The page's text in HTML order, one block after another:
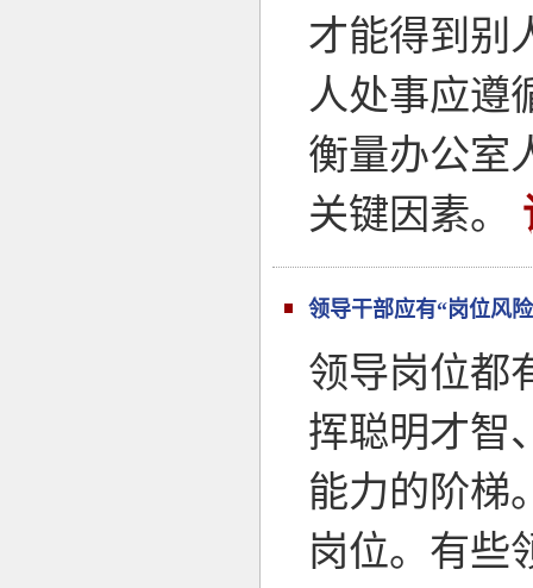
才能得到别
人处事应遵
衡量办公室
关键因素。
领导干部应有“岗位风
领导岗位都
挥聪明才智
能力的阶梯
岗位。有些